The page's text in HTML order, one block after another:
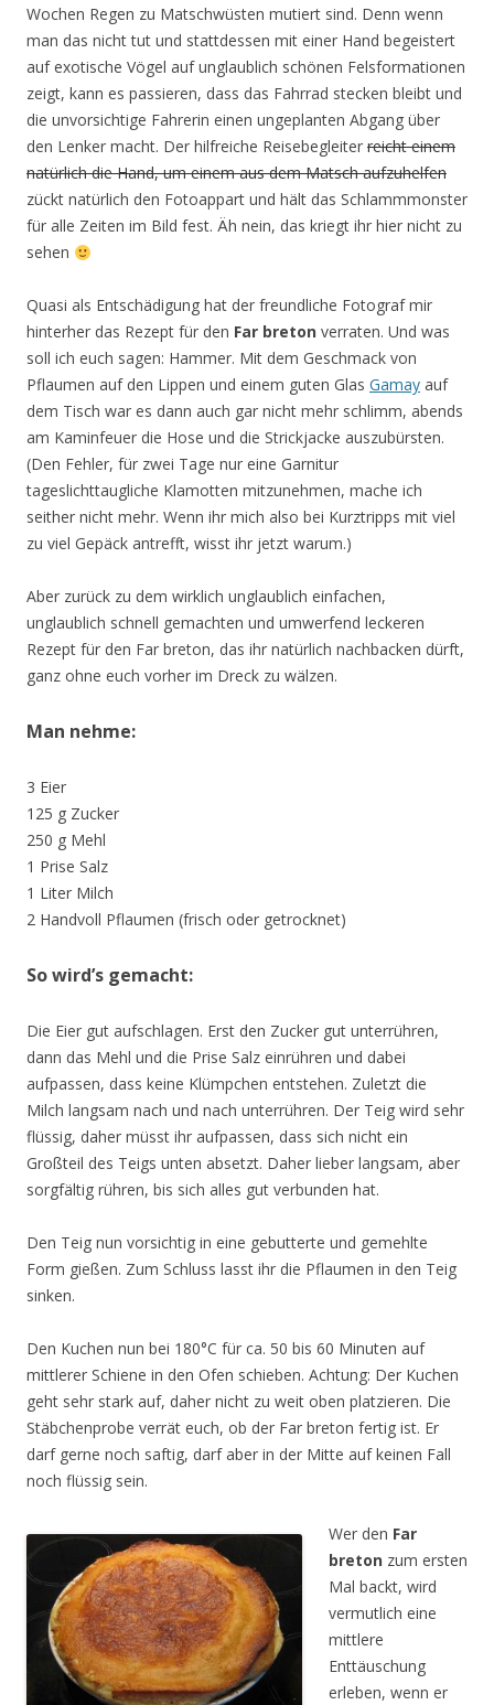
Wochen Regen zu Matschwüsten mutiert sind. Denn wenn
man das nicht tut und stattdessen mit einer Hand begeistert
auf exotische Vögel auf unglaublich schönen Felsformationen
zeigt, kann es passieren, dass das Fahrrad stecken bleibt und
die unvorsichtige Fahrerin einen ungeplanten Abgang über
den Lenker macht. Der hilfreiche Reisebegleiter reicht einem
natürlich die Hand, um einem aus dem Matsch aufzuhelfen
zückt natürlich den Fotoappart und hält das Schlammmonster
für alle Zeiten im Bild fest. Äh nein, das kriegt ihr hier nicht zu
sehen
Quasi als Entschädigung hat der freundliche Fotograf mir
hinterher das Rezept für den Far breton verraten. Und was
soll ich euch sagen: Hammer. Mit dem Geschmack von
Pflaumen auf den Lippen und einem guten Glas Gamay auf
dem Tisch war es dann auch gar nicht mehr schlimm, abends
am Kaminfeuer die Hose und die Strickjacke auszubürsten.
(Den Fehler, für zwei Tage nur eine Garnitur
tageslichttaugliche Klamotten mitzunehmen, mache ich
seither nicht mehr. Wenn ihr mich also bei Kurztripps mit viel
zu viel Gepäck antrefft, wisst ihr jetzt warum.)
Aber zurück zu dem wirklich unglaublich einfachen,
unglaublich schnell gemachten und umwerfend leckeren
Rezept für den Far breton, das ihr natürlich nachbacken dürft,
ganz ohne euch vorher im Dreck zu wälzen.
Man nehme:
3 Eier
125 g Zucker
250 g Mehl
1 Prise Salz
1 Liter Milch
2 Handvoll Pflaumen (frisch oder getrocknet)
So wird’s gemacht:
Die Eier gut aufschlagen. Erst den Zucker gut unterrühren,
dann das Mehl und die Prise Salz einrühren und dabei
aufpassen, dass keine Klümpchen entstehen. Zuletzt die
Milch langsam nach und nach unterrühren. Der Teig wird sehr
flüssig, daher müsst ihr aufpassen, dass sich nicht ein
Großteil des Teigs unten absetzt. Daher lieber langsam, aber
sorgfältig rühren, bis sich alles gut verbunden hat.
Den Teig nun vorsichtig in eine gebutterte und gemehlte
Form gießen. Zum Schluss lasst ihr die Pflaumen in den Teig
sinken.
Den Kuchen nun bei 180°C für ca. 50 bis 60 Minuten auf
mittlerer Schiene in den Ofen schieben. Achtung: Der Kuchen
geht sehr stark auf, daher nicht zu weit oben platzieren. Die
Stäbchenprobe verrät euch, ob der Far breton fertig ist. Er
darf gerne noch saftig, darf aber in der Mitte auf keinen Fall
noch flüssig sein.
Wer den Far
breton zum ersten
Mal backt, wird
vermutlich eine
mittlere
Enttäuschung
erleben, wenn er